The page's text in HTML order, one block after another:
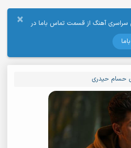
×
سراسری آهنگ از قسمت تماس باما در
حسام حیدری